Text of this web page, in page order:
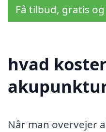
Få tilbud, gratis
hvad
Når man overvejer